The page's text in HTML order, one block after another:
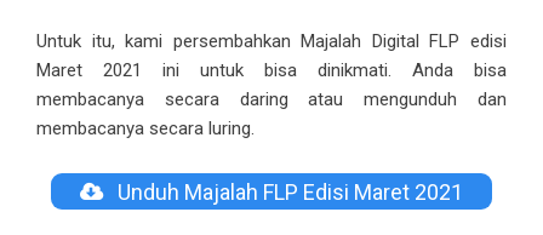
Untuk itu, kami persembahkan Majalah Digital FLP edisi
Maret 2021 ini untuk bisa dinikmati. Anda bisa
membacanya secara daring atau mengunduh dan
membacanya secara luring.
Unduh Majalah FLP Edisi Maret 2021